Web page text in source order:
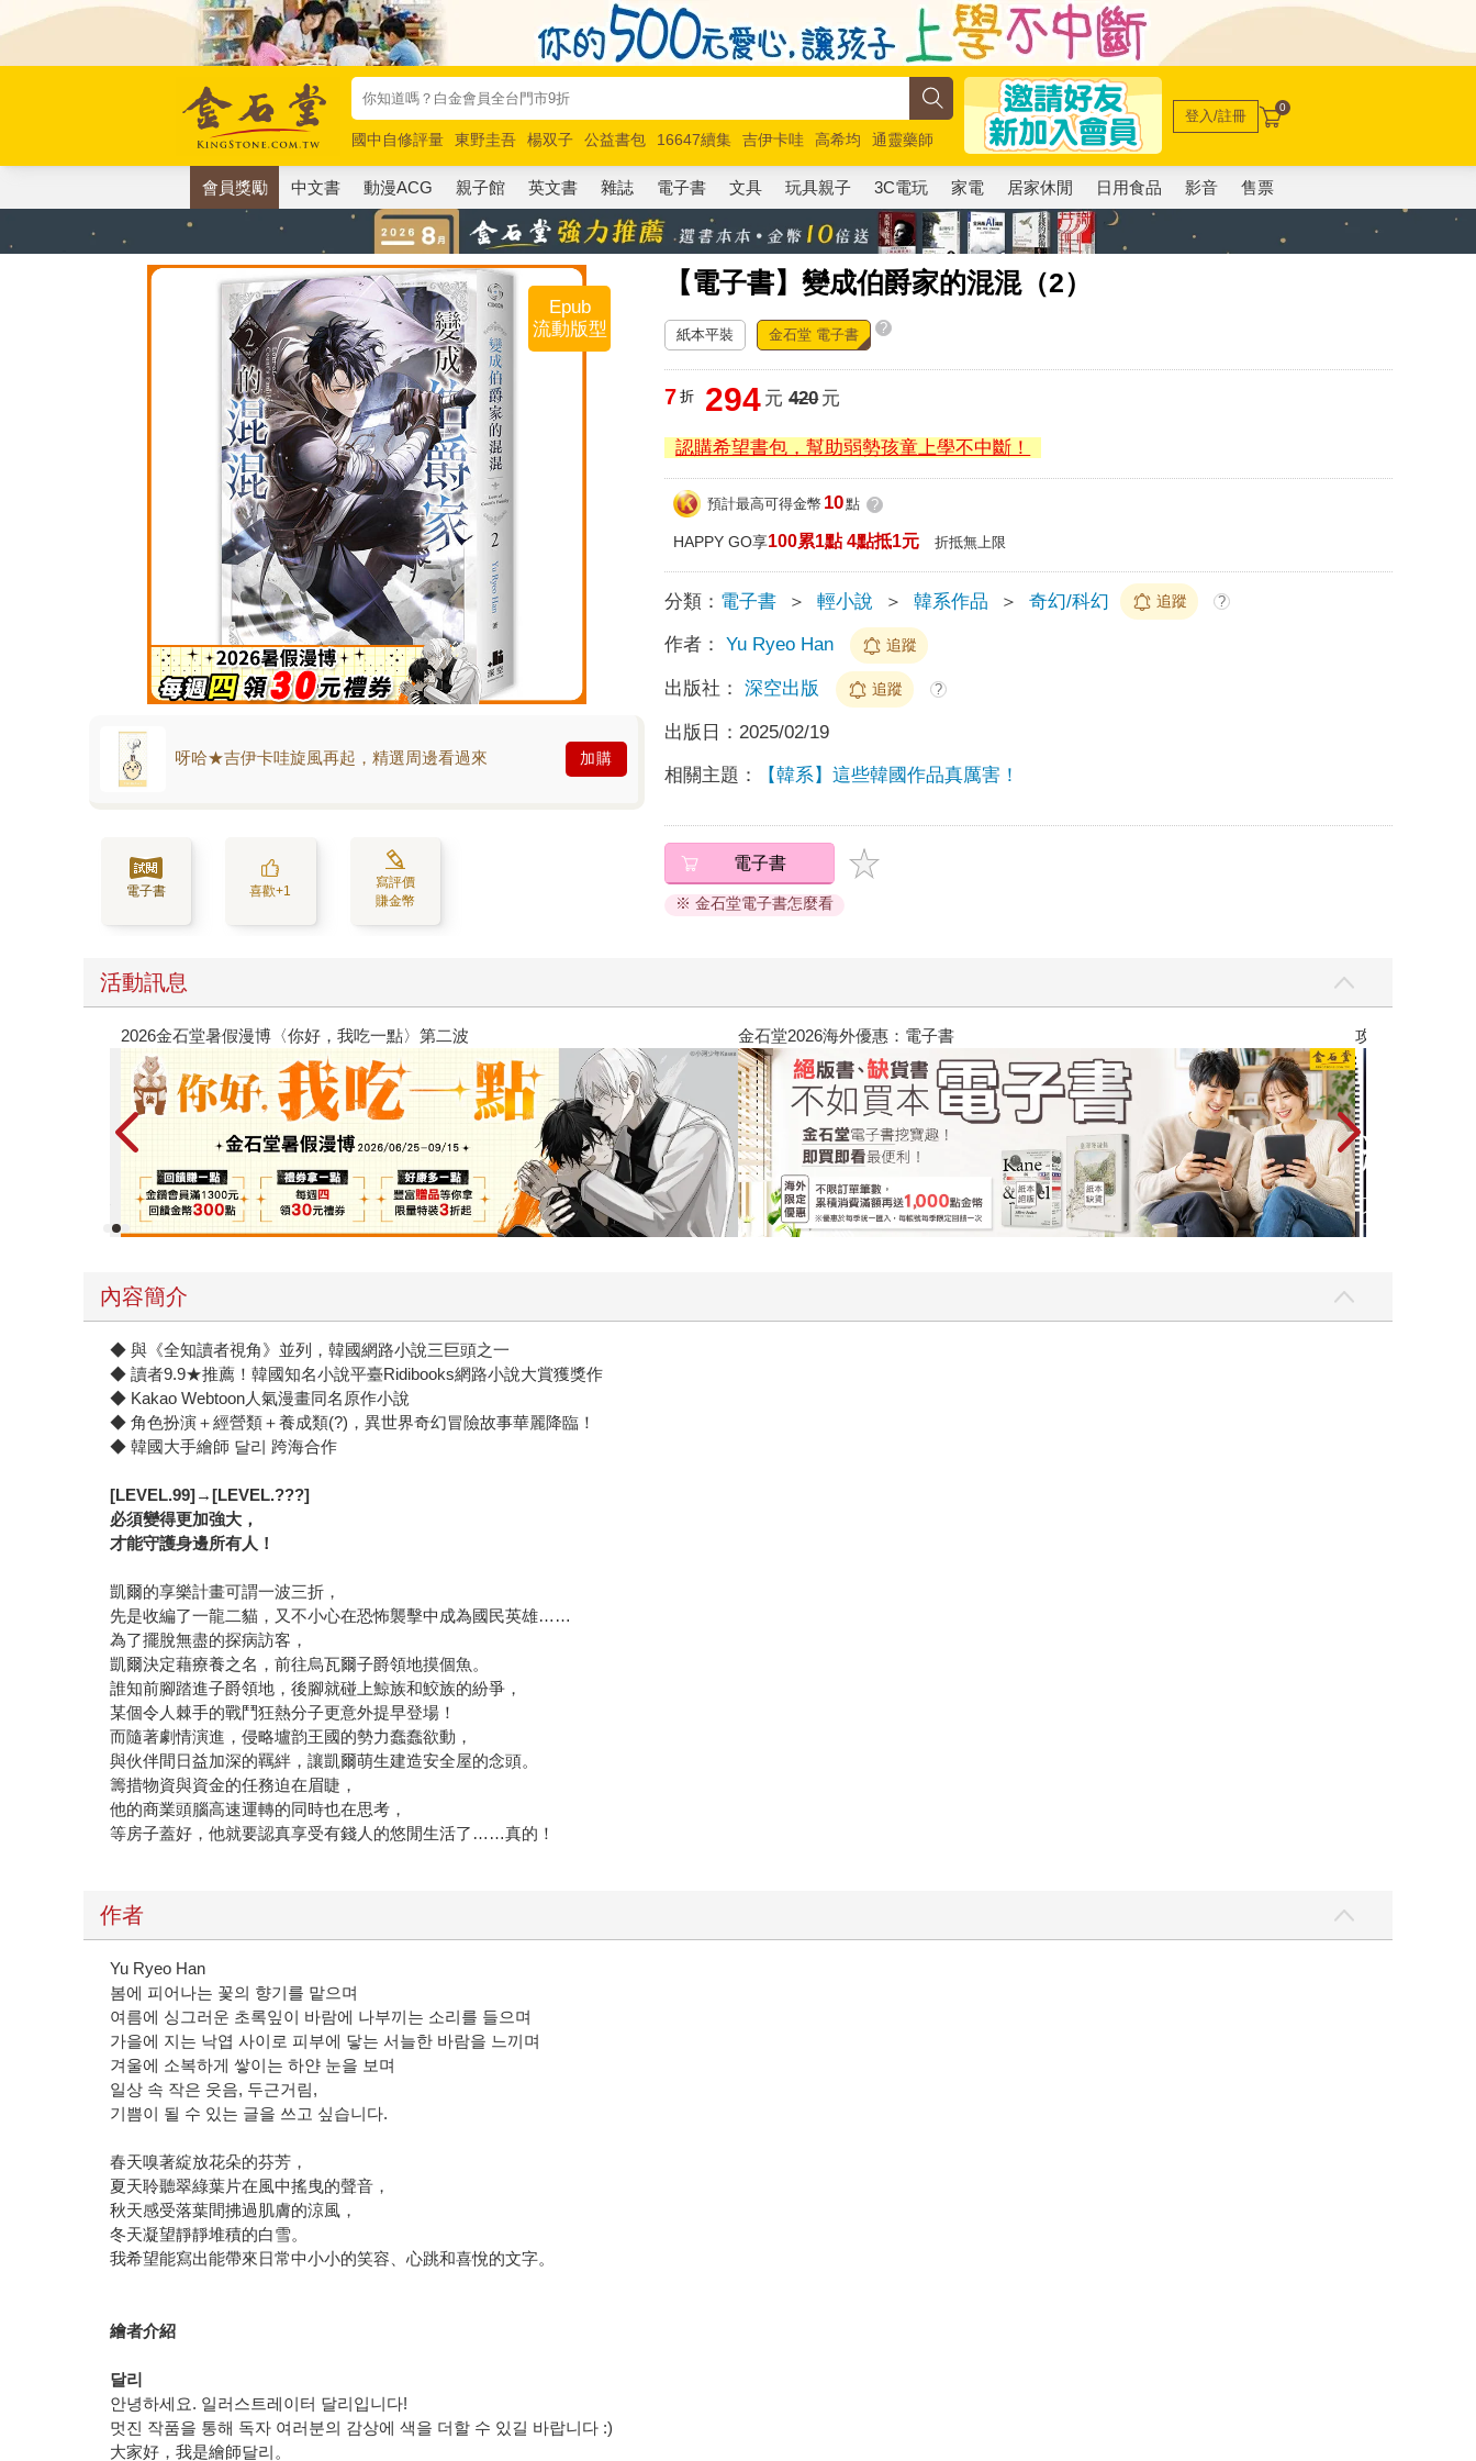
國中自修評量 東野圭吾 楊双子 公益書包 16647續集 吉伊卡哇 高希均
通靈藥師
唯紅花綻放
奧德賽 路邊攤新作 馬斯克 玩具總動員5 超慢跑
登入/註冊 0
會員獎勵 中文書 動漫ACG 親子館 英文書 雜誌 電子書 文具 玩具親子 3C電玩 家電 居家休閒 日用食品 影音 售票
【電子書】變成伯爵家的混混（2）
Epub
流動版型
呀哈★吉伊卡哇旋風再起，精選周邊看過來 加購
電子書 喜歡+1
寫評價
賺金幣
紙本平裝 金石堂 電子書 ?
7 折 294 元 420元
認購希望書包，幫助弱勢孩童上學不中斷！
預計最高可得金幣 10點 ?
HAPPY GO享100累1點 4點抵1元 折抵無上限
分類： 電子書 ＞ 輕小說 ＞ 韓系作品 ＞ 奇幻/科幻 追蹤 ?
作者： Yu Ryeo Han 追蹤
出版社： 深空出版 追蹤 ?
出版日： 2025/02/19
相關主題： 【韓系】這些韓國作品真厲害！
電子書
※ 金石堂電子書怎麼看
活動訊息
攻殼機動隊 (1995) 4K數位修復版
內容簡介
◆ 與《全知讀者視角》並列，韓國網路小說三巨頭之一
◆ 讀者9.9★推薦！韓國知名小說平臺Ridibooks網路小說大賞獲獎作
◆ Kakao Webtoon人氣漫畫同名原作小說
◆ 角色扮演＋經營類＋養成類(?)，異世界奇幻冒險故事華麗降臨！
◆ 韓國大手繪師 달리 跨海合作
[LEVEL.99]→[LEVEL.???]
必須變得更加強大，
才能守護身邊所有人！
凱爾的享樂計畫可謂一波三折，
先是收編了一龍二貓，又不小心在恐怖襲擊中成為國民英雄……
為了擺脫無盡的探病訪客，
凱爾決定藉療養之名，前往烏瓦爾子爵領地摸個魚。
誰知前腳踏進子爵領地，後腳就碰上鯨族和鮫族的紛爭，
某個令人棘手的戰鬥狂熱分子更意外提早登場！
而隨著劇情演進，侵略壚韵王國的勢力蠢蠢欲動，
與伙伴間日益加深的羈絆，讓凱爾萌生建造安全屋的念頭。
籌措物資與資金的任務迫在眉睫，
他的商業頭腦高速運轉的同時也在思考，
等房子蓋好，他就要認真享受有錢人的悠閒生活了……真的！
作者
Yu Ryeo Han
봄에 피어나는 꽃의 향기를 맡으며
여름에 싱그러운 초록잎이 바람에 나부끼는 소리를 들으며
가을에 지는 낙엽 사이로 피부에 닿는 서늘한 바람을 느끼며
겨울에 소복하게 쌓이는 하얀 눈을 보며
일상 속 작은 웃음, 두근거림,
기쁨이 될 수 있는 글을 쓰고 싶습니다.
春天嗅著綻放花朵的芬芳，
夏天聆聽翠綠葉片在風中搖曳的聲音，
秋天感受落葉間拂過肌膚的涼風，
冬天凝望靜靜堆積的白雪。
我希望能寫出能帶來日常中小小的笑容、心跳和喜悅的文字。
繪者介紹
달리
안녕하세요. 일러스트레이터 달리입니다!
멋진 작품을 통해 독자 여러분의 감상에 색을 더할 수 있길 바랍니다 :)
大家好，我是繪師달리。